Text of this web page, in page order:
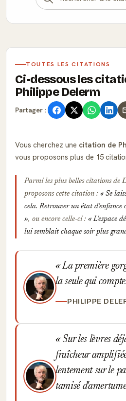
TOUTES LES CITATIONS
Ci-dessous les
Philippe Delerm
Partager :
Vous cherchez une citation de
vous proposons plus de 15
Parmi les plus belles citations de
proposons cette citation :
Se
cela. Retrouver un état d'enfance
, ou encore celle-ci :
L'espace
lui semblait chaque soir plus
La première
la seule qui
PHILIPPE
Sur les lèvres
fraîcheur
lentement sur le
tamisé